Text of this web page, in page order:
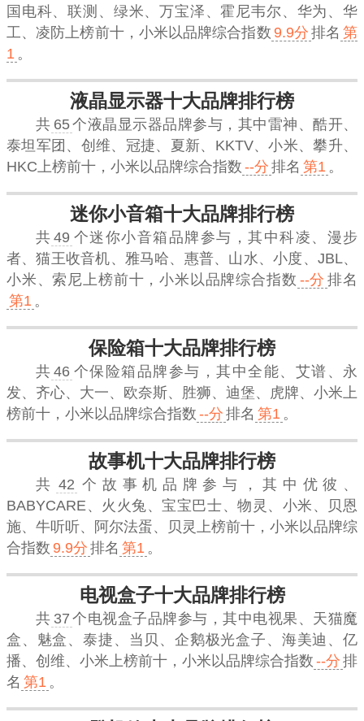
国电科、联测、绿米、万宝泽、霍尼韦尔、华为、华
工、凌防上榜前十， 小米 以品牌综合指数 9.9分 排名 第
1 。
液晶显示器十大品牌排行榜
共 65个液晶显示器品牌参与，其中雷神、酷开、
泰坦军团、创维、冠捷、夏新、KKTV、小米、攀升、
HKC上榜前十， 小米 以品牌综合指数 --分 排名 第1 。
迷你小音箱十大品牌排行榜
共 49 个迷你小音箱品牌参与，其中科凌、漫步
者、猫王收音机、雅马哈、惠普、山水、小度、JBL、
小米、索尼上榜前十，小米 以品牌综合指数 --分 排名
第1 。
保险箱十大品牌排行榜
共 46 个保险箱品牌参与，其中全能、艾谱、永
发、齐心、大一、欧奈斯、胜狮、迪堡、虎牌、小米上
榜前十， 小米 以品牌综合指数 --分 排名 第1 。
故事机十大品牌排行榜
共 42 个故事机品牌参与，其中优彼、
BABYCARE、火火兔、宝宝巴士、物灵、小米、贝恩
施、牛听听、阿尔法蛋、贝灵上榜前十， 小米 以品牌综
合指数 9.9分 排名 第1 。
电视盒子十大品牌排行榜
共 37 个电视盒子品牌参与，其中电视果、天猫魔
盒、魅盒、泰捷、当贝、企鹅极光盒子、海美迪、亿
播、创维、小米上榜前十， 小米 以品牌综合指数 --分 排
名 第1 。